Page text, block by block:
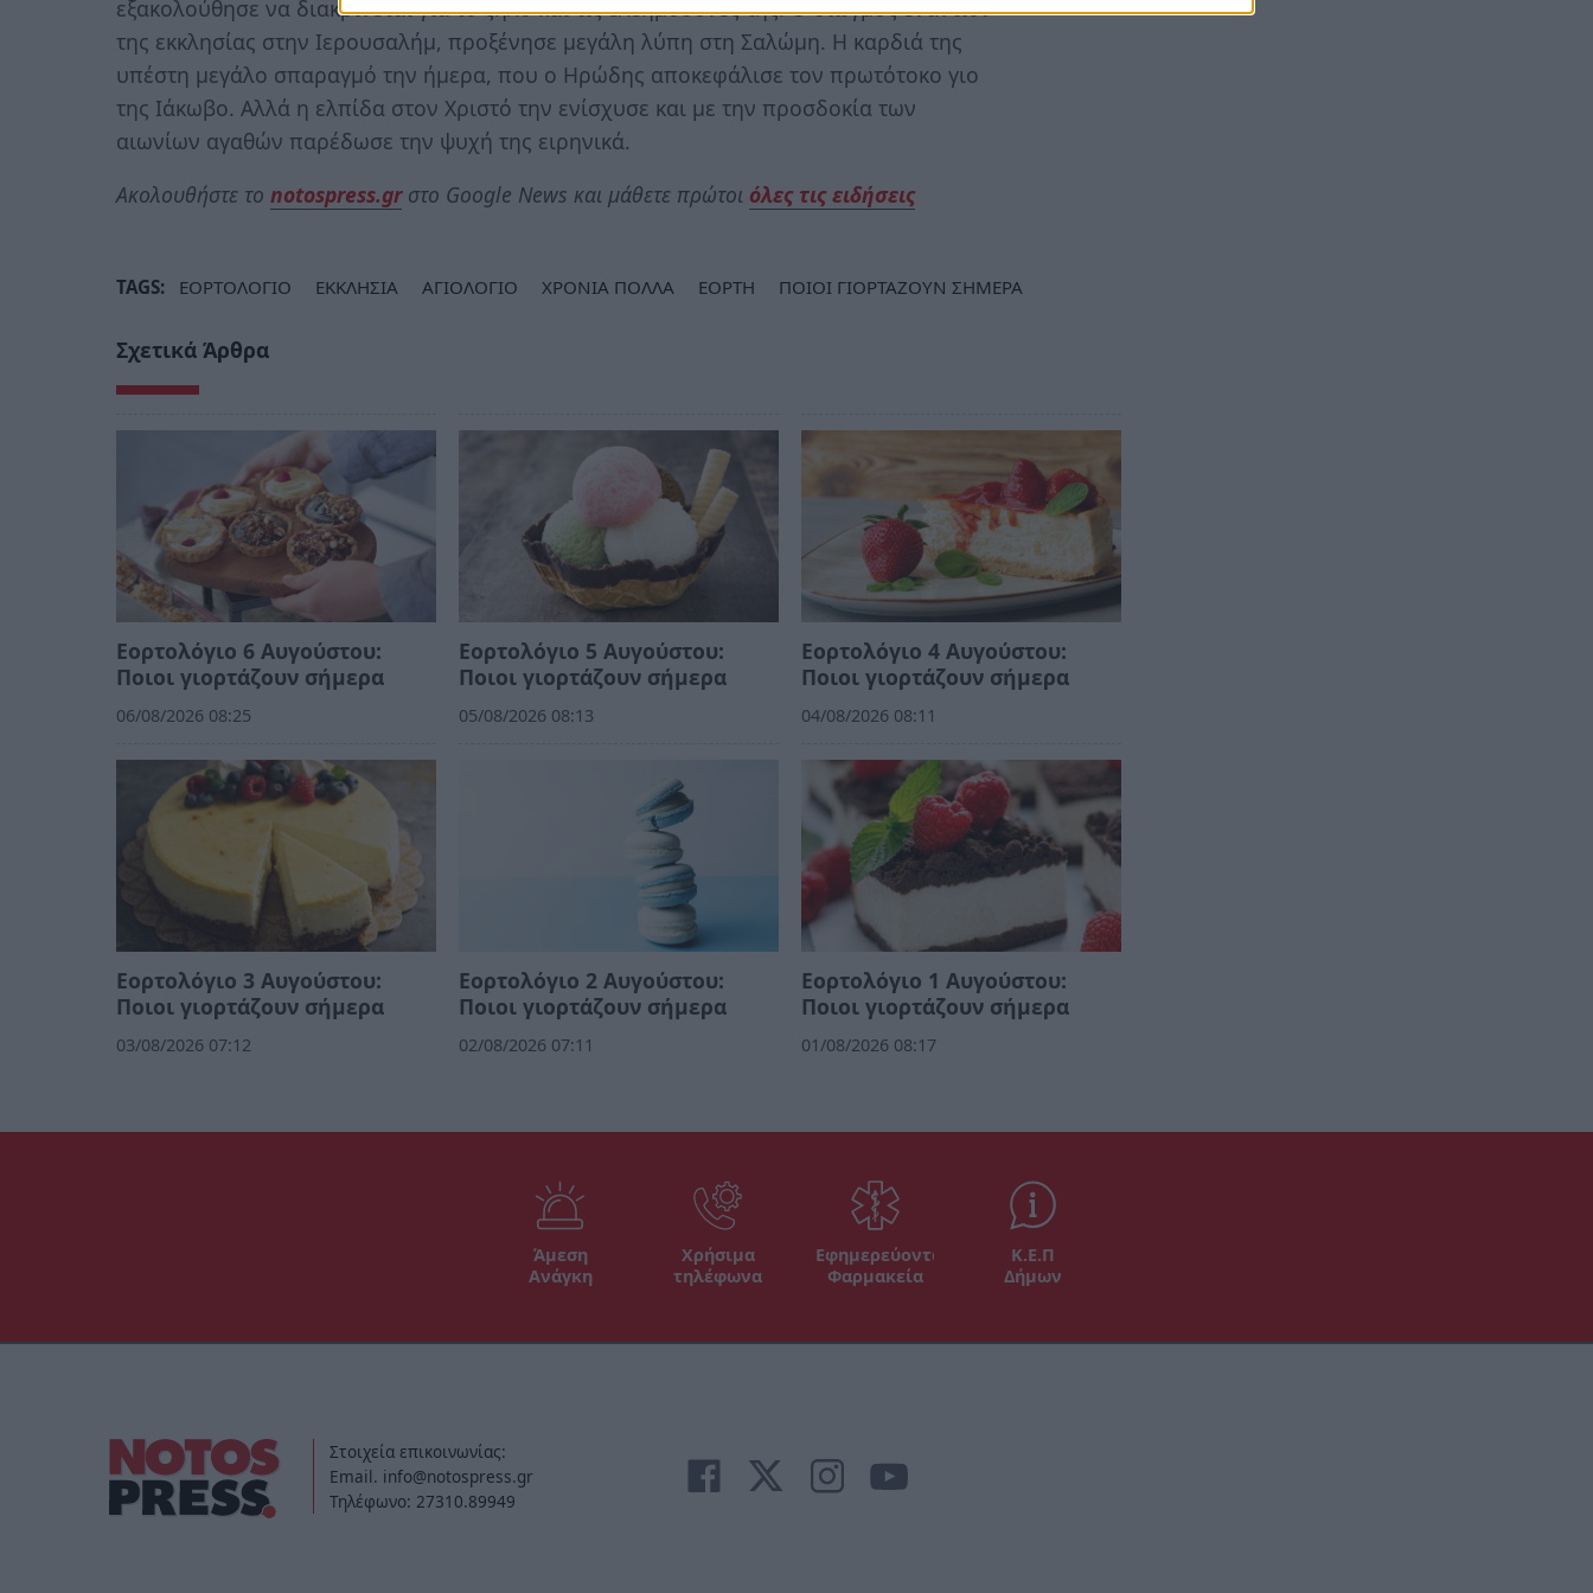
εξακολούθησε να διακρίνεται για το ζήλο και τις ελεημοσύνες της. Ο διωγμός εναντίον
της εκκλησίας στην Ιερουσαλήμ, προξένησε μεγάλη λύπη στη Σαλώμη. Η καρδιά της
υπέστη μεγάλο σπαραγμό την ήμερα, που ο Ηρώδης αποκεφάλισε τον πρωτότοκο γιο
της Ιάκωβο. Αλλά η ελπίδα στον Χριστό την ενίσχυσε και με την προσδοκία των
αιωνίων αγαθών παρέδωσε την ψυχή της ειρηνικά.
Ακολουθήστε το notospress.grστο Google News και μάθετε πρώτοι όλες τις ειδήσεις
TAGS: ΕΟΡΤΟΛΟΓΙΟ ΕΚΚΛΗΣΙΑ ΑΓΙΟΛΟΓΙΟ ΧΡΟΝΙΑ ΠΟΛΛΑ ΕΟΡΤΗ ΠΟΙΟΙ ΓΙΟΡΤΑΖΟΥΝ ΣΗΜΕΡΑ
Σχετικά Άρθρα
Εορτολόγιο 6 Αυγούστου:
Ποιοι γιορτάζουν σήμερα
06/08/2026 08:25
Εορτολόγιο 5 Αυγούστου:
Ποιοι γιορτάζουν σήμερα
05/08/2026 08:13
Εορτολόγιο 4 Αυγούστου:
Ποιοι γιορτάζουν σήμερα
04/08/2026 08:11
Εορτολόγιο 3 Αυγούστου:
Ποιοι γιορτάζουν σήμερα
03/08/2026 07:12
Εορτολόγιο 2 Αυγούστου:
Ποιοι γιορτάζουν σήμερα
02/08/2026 07:11
Εορτολόγιο 1 Αυγούστου:
Ποιοι γιορτάζουν σήμερα
01/08/2026 08:17
Άμεση
Ανάγκη
Χρήσιμα
τηλέφωνα
Εφημερεύοντα
Φαρμακεία
Κ.Ε.Π
Δήμων
Στοιχεία επικοινωνίας:
Email. info@notospress.gr
Τηλέφωνο: 27310.89949